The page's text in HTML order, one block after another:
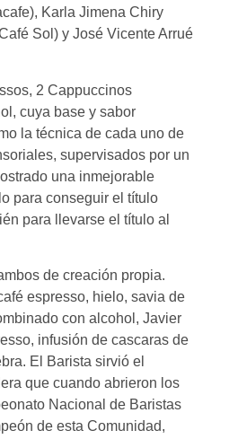
Karla Jimena Chiry
Sol) y José Vicente Arrué
2 Cappuccinos
cuya base y sabor
la técnica de cada uno de
supervisados por un
una inmejorable
para conseguir el título
para llevarse el título al
de creación propia.
espresso, hielo, savia de
con alcohol, Javier
infusión de cascaras de
El Barista sirvió el
que cuando abrieron los
Nacional de Baristas
de esta Comunidad,